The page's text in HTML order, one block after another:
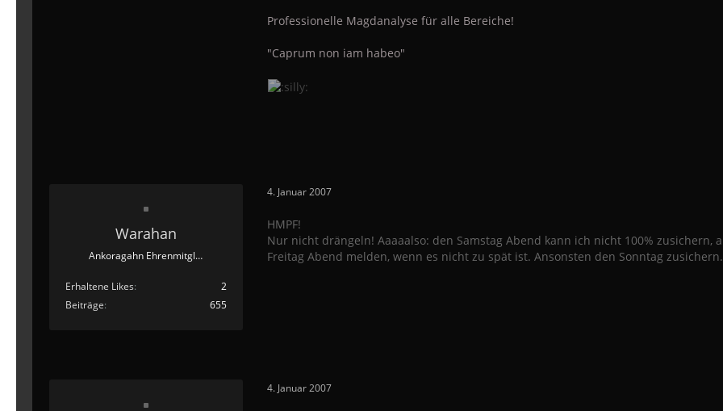
Professionelle Magdanalyse für alle Bereiche!
"Caprum non iam habeo"
Warahan
Ankoragahn Ehrenmitglied
Erhaltene Likes
2
Beiträge
655
4. Januar 2007
HMPF!
Nur nicht drängeln! Aaaaalso: den Samstag Abend kann ich nicht 100%
Freitag Abend melden, wenn es nicht zu spät ist. Ansonsten den Sonntag zusichern.
4. Januar 2007